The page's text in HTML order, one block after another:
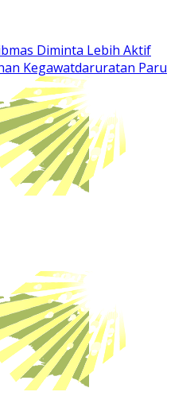
Diminta Lebih Aktif
Kegawatdaruratan Paru